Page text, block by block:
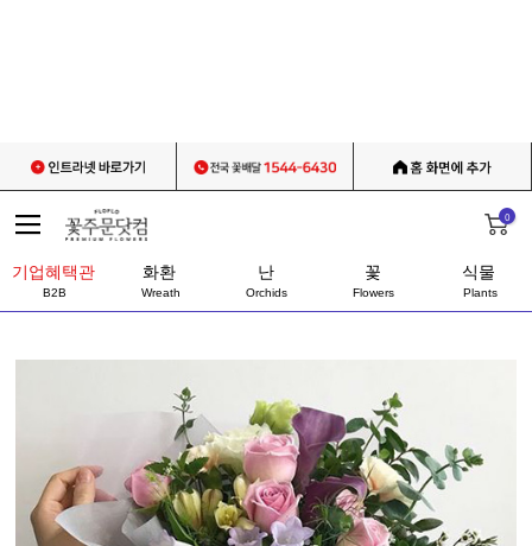
0
기업혜택관
B2B
화환
Wreath
난
Orchids
꽃
Flowers
식물
Plants